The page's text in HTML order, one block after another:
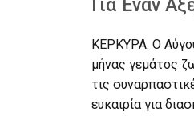
Για Έναν
ΚΕΡΚΥΡΑ. Ο
μήνας γεμάτος
τις
ευκαιρία για